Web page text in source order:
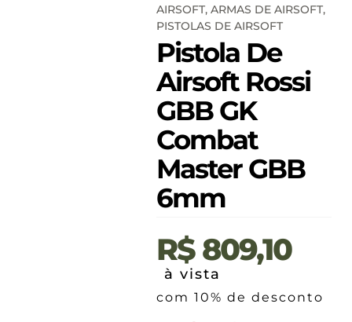
AIRSOFT, ARMAS DE AIRSOFT,
PISTOLAS DE AIRSOFT
Pistola De
Airsoft Rossi
GBB GK
Combat
Master GBB
6mm
R$809,10
à vista
com 10% de desconto